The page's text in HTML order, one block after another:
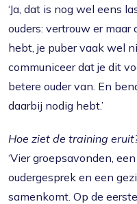
‘Ja, dat is nog wel eens
ouders: vertrouw er
hebt, je puber vaak wel
communiceer dat je dit
betere ouder van. En
daarbij nodig hebt.’
Hoe ziet de training
‘Vier groepsavonden,
oudergesprek en een
samenkomt. Op de